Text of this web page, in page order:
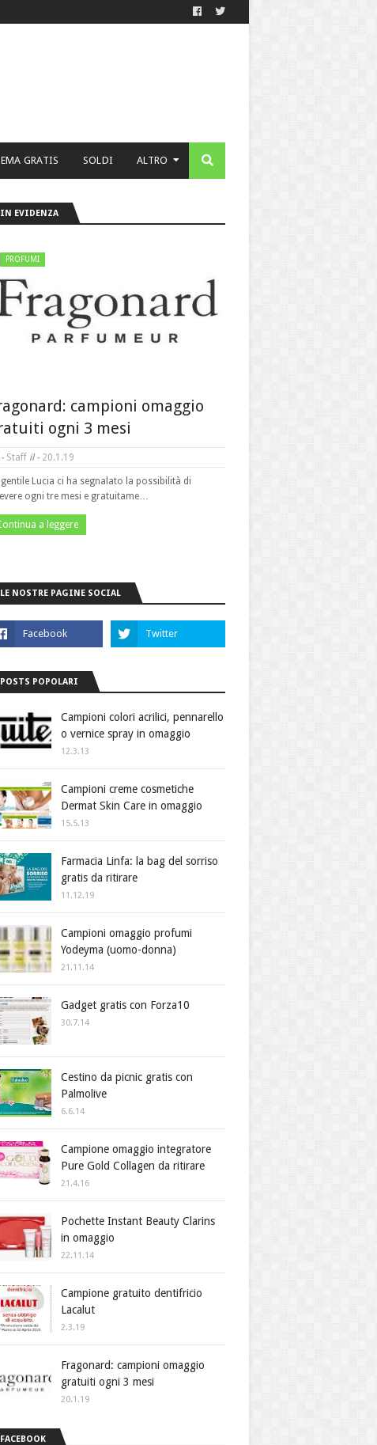
GRATIS SOLDI ALTRO
IN EVIDENZA
PROFUMI
campioni omaggio
ogni 3 mesi
Staff il - 20.1.19
gentile Lucia ci ha segnalato la possibilità di
ogni tre mesi e gratuitame…
a leggere
LE NOSTRE PAGINE SOCIAL
POSTS POPOLARI
Campioni colori acrilici, pennarello
o vernice spray in omaggio
12.3.13
Campioni creme cosmetiche
Dermat Skin Care in omaggio
15.5.13
Farmacia Linfa: la bag del sorriso
gratis da ritirare
11.12.19
Campioni omaggio profumi
Yodeyma (uomo-donna)
21.11.14
Gadget gratis con Forza10
30.7.14
Cestino da picnic gratis con
Palmolive
6.6.14
Campione omaggio integratore
Pure Gold Collagen da ritirare
21.4.16
Pochette Instant Beauty Clarins
in omaggio
22.11.14
Campione gratuito dentifricio
Lacalut
2.3.19
Fragonard: campioni omaggio
gratuiti ogni 3 mesi
20.1.19
FACEBOOK